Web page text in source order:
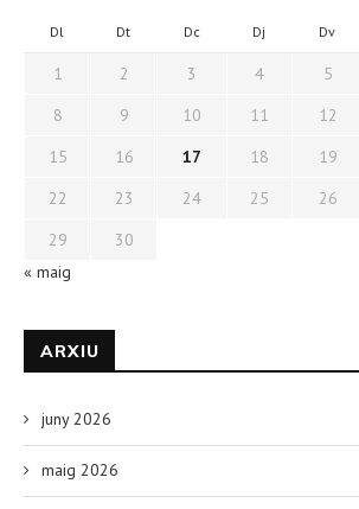
Dl Dt Dc Dj Dv
1 2 3 4 5
8
9 10 11 12
15
16 17 18 19
22
23 24 25 26
29
30
« maig
ARXIU
juny 2026
maig 2026